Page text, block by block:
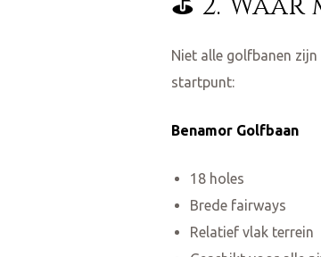
Niet alle golfbanen
startpunt:
Benamor Golfbaan
18 holes
Brede fairways
Relatief vlak terrein